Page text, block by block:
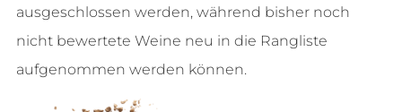
ausgeschlossen werden, während bisher noch
nicht bewertete Weine neu in die Rangliste
aufgenommen werden können.